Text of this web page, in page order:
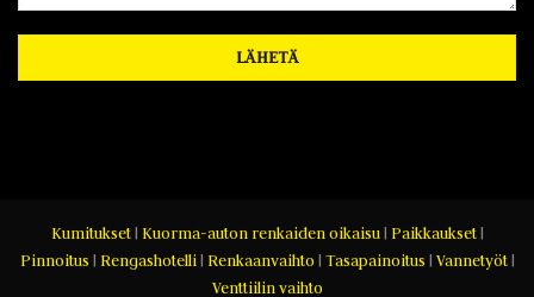
Kumitukset| Kuorma-auton renkaiden oikaisu| Paikkaukset|
Pinnoitus | Rengashotelli| Renkaanvaihto | Tasapainoitus | Vannetyöt|
Venttiilin vaihto